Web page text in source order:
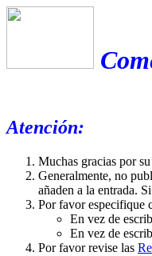
Atención:
Muchas gracias por
Generalmente, no
añaden a la entrada.
Por favor especifique
En vez de
En vez de
Por favor revise las